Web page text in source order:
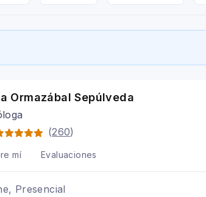
Ormazábal Sepúlveda
(260)
mí Evaluaciones
Presencial